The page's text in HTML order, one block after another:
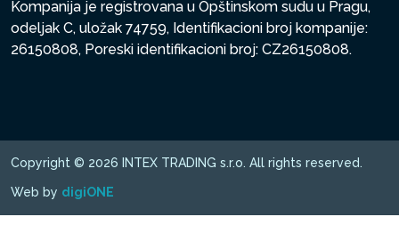
Kompanija je registrovana u Opštinskom sudu u Pragu,
odeljak C, uložak 74759, Identifikacioni broj kompanije:
26150808, Poreski identifikacioni broj: CZ26150808.
Copyright © 2026 INTEX TRADING s.r.o. All rights reserved.
Web by digiONE